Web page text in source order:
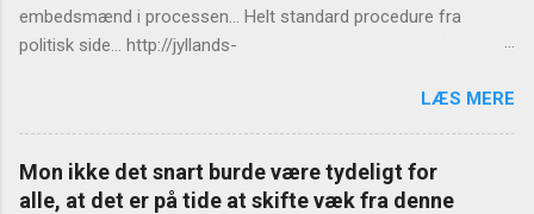
embedsmænd i processen... Helt standard procedure fra
politisk side... http://jyllands-
LÆS MERE
Mon ikke det snart burde være tydeligt for
alle, at det er på tide at skifte væk fra denne